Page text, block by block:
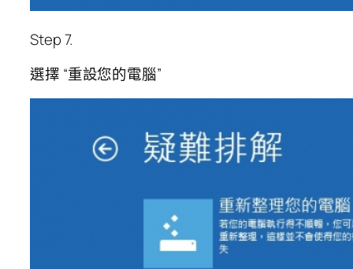
Step 7.
選擇 “重設您的電腦”